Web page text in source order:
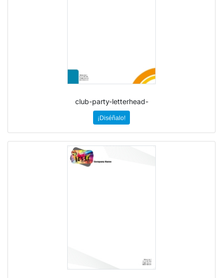
club-party-letterhead-
¡Diséñalo!